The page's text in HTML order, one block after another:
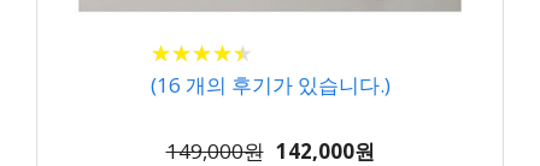
★★★★★
★★★★★
(16 개의 후기가 있습니다.)
149,000원 142,000원